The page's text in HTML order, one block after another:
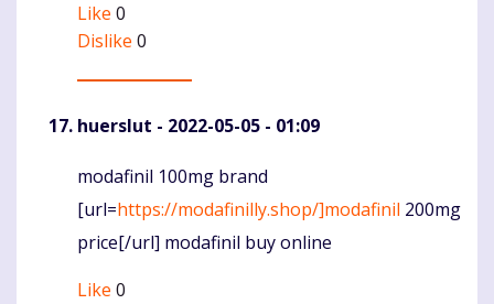
Like 0
Dislike 0
huerslut - 2022-05-05 - 01:09
Komentaras
modafinil 100mg brand
[url=https://modafinilly.shop/]modafinil 200mg
price[/url] modafinil buy online
Like 0